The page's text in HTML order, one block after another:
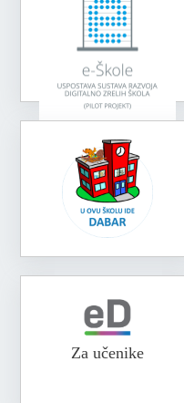
Za učenike